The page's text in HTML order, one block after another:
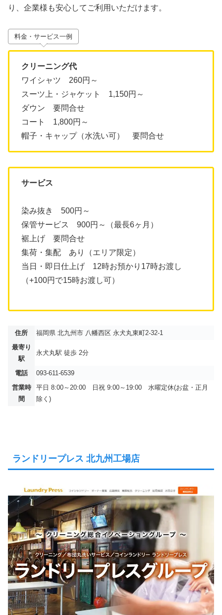
り、企業様も安心してご利用いただけます。
料金・サービス一例
クリーニング代
ワイシャツ 260円～
スーツ上・ジャケット 1,150円～
ダウン 要問合せ
コート 1,800円～
帽子・キャップ（水洗い可） 要問合せ
サービス
染み抜き 500円～
保管サービス 900円～（最長6ヶ月）
裾上げ 要問合せ
集荷・集配 あり（エリア限定）
当日・即日仕上げ 12時お預かり17時お渡し
（+100円で15時お渡し可）
住所
福岡県 北九州市 八幡西区 永犬丸東町2-32-1
最寄り
駅
永犬丸駅 徒歩 2分
電話
093-611-6539
営業時
間
平日 8:00～20:00 日祝 9:00～19:00 水曜定休(お盆・正月
除く)
ランドリープレス 北九州工場店